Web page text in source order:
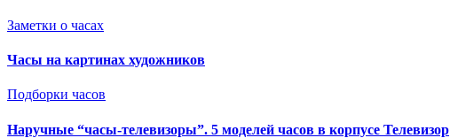
Заметки о часах
Часы на картинах художников
Подборки часов
Наручные “часы-телевизоры”. 5 моделей часов в корпусе Телевизор